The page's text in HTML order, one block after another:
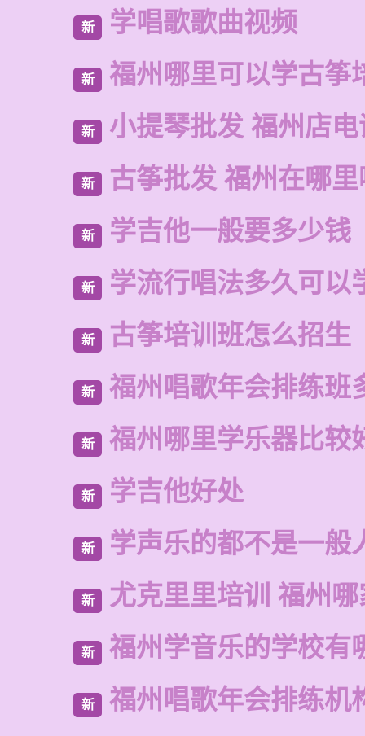
新 学唱歌歌曲视频
新 福州哪里可以学古筝
新 小提琴批发 福州店
新 古筝批发 福州在哪
新 学吉他一般要多少钱
新 学流行唱法多久可以
新 古筝培训班怎么招生
新 福州唱歌年会排练班
新 福州哪里学乐器比较
新 学吉他好处
新 学声乐的都不是一般
新 尤克里里培训 福州
新 福州学音乐的学校有
新 福州唱歌年会排练机